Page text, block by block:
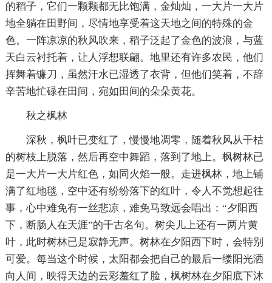
的稻子，它们一颗颗都无比饱满，金灿灿，一大片一大片
地全躺在田野间，尽情地享受着这天地之间的特殊的金
色。一阵凉凉的秋风吹来，稻子泛起了金色的波浪，与蓝
天白云衬托着，让人浮想联翩。地里还有许多农民，他们
挥舞着镰刀，虽然汗水已湿透了衣背，但他们笑着，不辞
辛苦地忙碌在田间，宛如田间的朵朵黄花。
秋之枫林
深秋，枫叶已变红了，慢慢地凋零，随着秋风从干枯
的树枝上脱落，然后再空中舞蹈，落到了地上。枫树林已
是一大片一大片红色，如同火焰一般。走进枫林，地上铺
满了红地毯，空中还有纷纷落下的红叶，令人不觉想起往
事，心中难免有一丝悲凉，难免马致远会唱出：“夕阳西
下，断肠人在天涯”的千古名句。树尖儿上还有一两片黄
叶，此时树林已是寂静无声。树林在夕阳西下时，会特别
可爱。每当这个时候，太阳都会把自己的最后一缕阳光洒
向人间，映得天边的云彩羞红了脸，枫树林在夕阳底下沐